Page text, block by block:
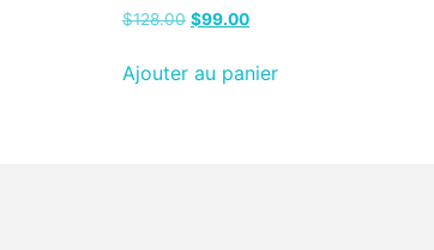
$128.00 $99.00
Ajouter au panier